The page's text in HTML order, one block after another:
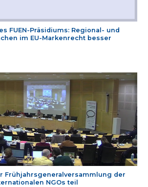
FUEN-Präsidiums: Regional- und
im EU-Markenrecht besser
Frühjahrsgeneralversammlung der
NGOs teil